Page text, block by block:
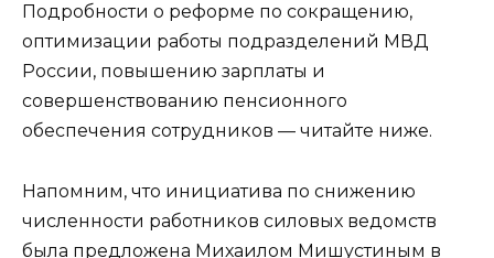
Подробности о реформе по сокращению,
оптимизации работы подразделений МВД
России, повышению зарплаты и
совершенствованию пенсионного
обеспечения сотрудников — читайте ниже.
Напомним, что инициатива по снижению
численности работников силовых ведомств
была предложена Михаилом Мишустиным в